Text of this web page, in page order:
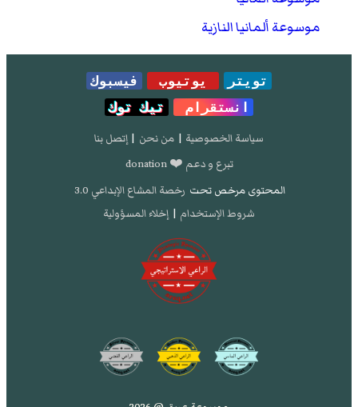
موسوعة ألمانيا النازية
تويتر يوتيوب
فيسبوك
انستقرام
تيك توك
سياسة الخصوصية | من نحن | إتصل بنا
تبرع و دعم ❤️ donation
المحتوى مرخص تحت رخصة المشاع الإبداعي 3.0
شروط الإستخدام | إخلاء المسؤولية